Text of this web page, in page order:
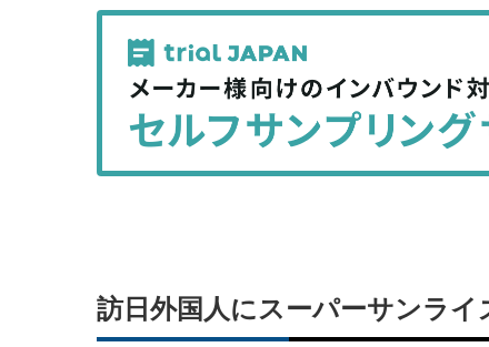
記
事
を
シ
ェ
記
を
シ
ェ
訪日外国人にスーパーサンラ